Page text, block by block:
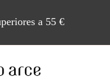
a 55 €